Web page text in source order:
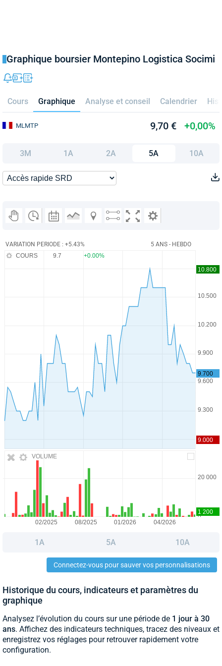
Graphique boursier Montepino Logistica Socimi
Cours Graphique Analyse et conseil Calendrier
MLMTP 9,70 € +0,00%
3M 1A 2A 5A 10A
VARIATION PERIODE : +5.43% 5 ANS - HEBDO
VOLUME
COURS 9.7 +0.00%
1A 5A 10A
Connectez-vous pour sauver vos personnalisations
Historique du cours, indicateurs et paramètres du
graphique
Analysez l’évolution du cours sur une période de 1 jour à 30
ans. Affichez des indicateurs techniques, tracez des niveaux et
enregistrez vos réglages pour retrouver rapidement votre
configuration.